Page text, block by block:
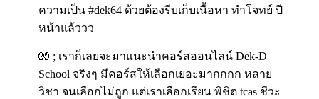
ความเป็น #dek64 ด้วยต้องรีบเก็บเนื้อหา ทำโจทย์ ปี
หน้าแล้ววว
🧤 ; เราก็เลยจะมาแนะนำคอร์สออนไลน์ Dek-D
School จริงๆ มีคอร์สให้เลือกเยอะมากกกก หลาย
วิชา จนเลือกไม่ถูก แต่เราเลือกเรียน พิชิต tcas ชีวะ